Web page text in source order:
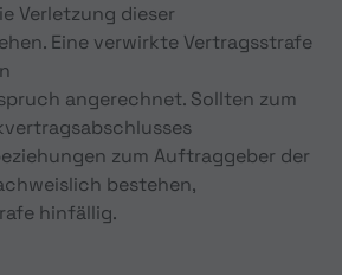
Verletzung dieser
Eine verwirkte Vertragsstrafe
angerechnet. Sollten zum
zum Auftraggeber der
bestehen,
hinfällig.